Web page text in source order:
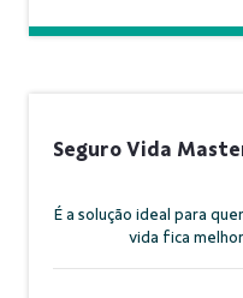
Seguro Vida
É a solução ideal para
vida fica